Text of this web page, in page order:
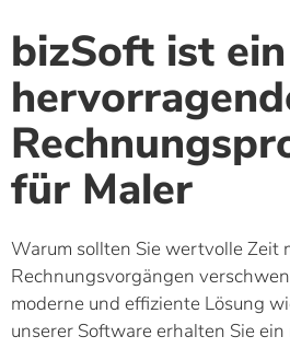
bizSoft ist ein
für Maler
Warum sollten Sie wertvolle Zeit
Rechnungsvorgängen
moderne und effiziente Lösung
unserer Software erhalten Sie